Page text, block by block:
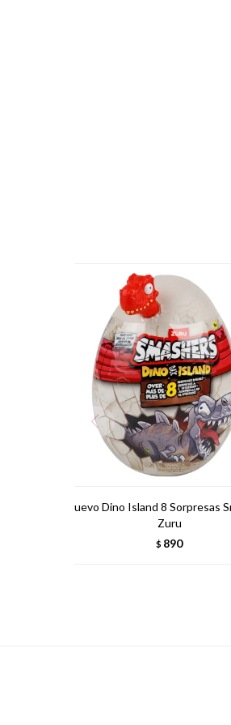
Huevo Dino Island 8 Sorpresas
Zuru
$ 890